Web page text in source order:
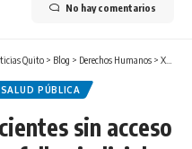
No hay comentarios
Quito > Blog > Derechos Humanos > XLH en Ecuador: pacientes sin acceso a tratamiento pese a fallos judiciales favorables
SALUD PÚBLICA
sin acceso